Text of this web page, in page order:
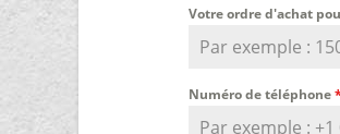
Votre ordre d'achat
Numéro de téléphone*